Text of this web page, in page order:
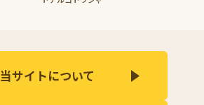
当サイトについて